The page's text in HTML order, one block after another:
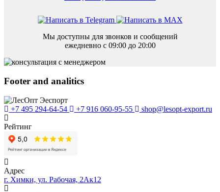
Мы доступны для звонков и сообщений
ежедневно с 09:00 до 20:00
Footer and analitics
+7 495 294-64-54 +7 916 060-95-55 shop@lesopt-export.ru
Рейтинг
Адрес
г. Химки, ул. Рабочая, 2Ак12